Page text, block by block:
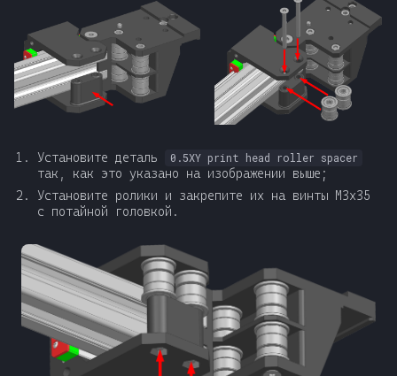
Установите деталь 0.5XY print head roller spacer
так, как это указано на изображении выше;
Установите ролики и закрепите их на винты М3x35
с потайной головкой.